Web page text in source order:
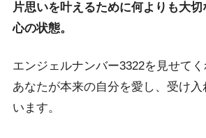
片思いを叶えるために何よりも大
心の状態。
エンジェルナンバー3322を見せてく
あなたが本来の自分を愛し、受け
います。